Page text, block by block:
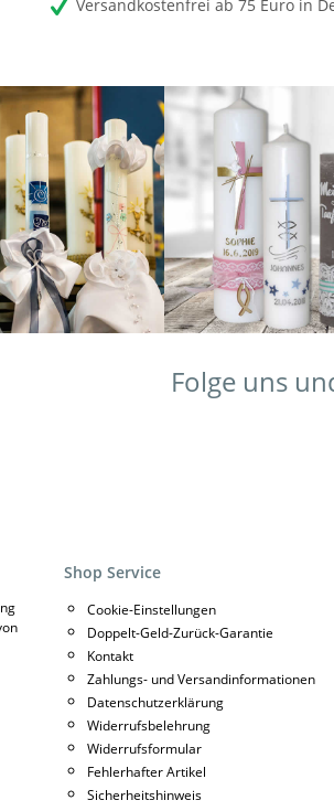
Versandkostenfrei ab 75 Euro in
Folge uns
Shop Service
Cookie-Einstellungen
Doppelt-Geld-Zurück-Garantie
Kontakt
Zahlungs- und Versandinformationen
Datenschutzerklärung
Widerrufsbelehrung
Widerrufsformular
Fehlerhafter Artikel
Sicherheitshinweis